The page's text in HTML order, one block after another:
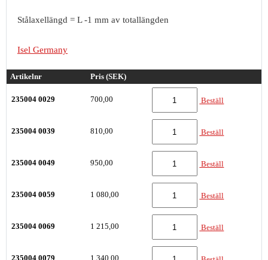
Stålaxellängd = L -1 mm av totallängden
Isel Germany
Artikelnr Pris (SEK)
235004 0029 700,00 Beställ
235004 0039 810,00 Beställ
235004 0049 950,00 Beställ
235004 0059 1 080,00 Beställ
235004 0069 1 215,00 Beställ